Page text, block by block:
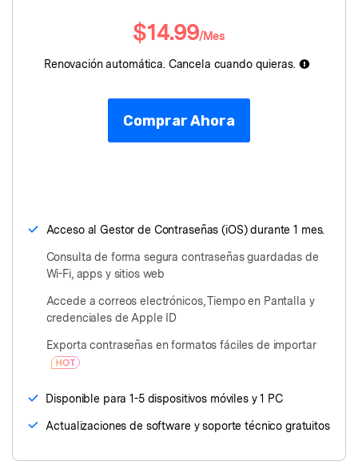
󠀰$14.99/Mes󠀲󠀩󠀤󠀥󠀩󠀦󠀣󠀠󠀳
Renovación automática. Cancela cuando quieras.
Comprar Ahora
Acceso al Gestor de Contraseñas (iOS) durante 1 mes.
Consulta de forma segura contraseñas guardadas de
Wi-Fi, apps y sitios web
Accede a correos electrónicos, Tiempo en Pantalla y
credenciales de Apple ID
Exporta contraseñas en formatos fáciles de importar
󠀰Disponible para 1-5 dispositivos móviles y 1 PC󠀲󠀩󠀤󠀥󠀩󠀦󠀣󠀤󠀳
󠀰Actualizaciones de software y soporte técnico gratuitos󠀲󠀩󠀤󠀥󠀩󠀦󠀣󠀥󠀳